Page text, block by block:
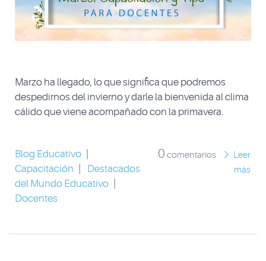
Marzo ha llegado, lo que significa que podremos
despedirnos del invierno y darle la bienvenida al clima
cálido que viene acompañado con la primavera.
Blog Educativo
Capacitación
Destacados
del Mundo Educativo
Docentes
0 comentarios
Leer
más